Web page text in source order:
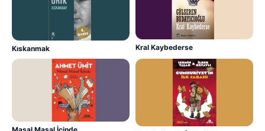
Kıskanmak Kral Kaybederse